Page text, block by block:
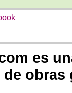
es
obras